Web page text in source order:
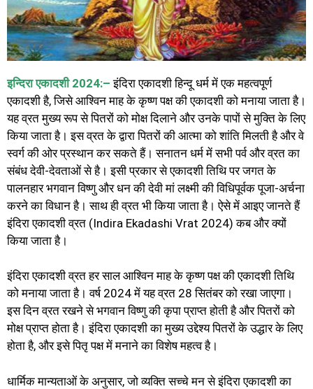
इन्दिरा एकादशी 2024:– इंदिरा एकादशी हिन्दू धर्म में एक महत्वपूर्ण
एकादशी है, जिसे आश्विन माह के कृष्ण पक्ष की एकादशी को मनाया जाता है।
यह व्रत मुख्य रूप से पितरों को मोक्ष दिलाने और उनके पापों से मुक्ति के लिए
किया जाता है। इस व्रत के द्वारा पितरों की आत्मा को शांति मिलती है और वे
स्वर्ग की ओर प्रस्थान कर सकते हैं। सनातन धर्म में सभी पर्व और व्रत का
संबंध देवी-देवताओं से है। इसी प्रकार से एकादशी तिथि पर जगत के
पालनहार भगवान विष्णु और धन की देवी मां लक्ष्मी की विधिपूर्वक पूजा-अर्चना
करने का विधान है। साथ ही व्रत भी किया जाता है। ऐसे में आइए जानते हैं
इंदिरा एकादशी व्रत (Indira Ekadashi Vrat 2024) कब और क्यों
किया जाता है।
इंदिरा एकादशी व्रत हर साल आश्विन माह के कृष्ण पक्ष की एकादशी तिथि
को मनाया जाता है। वर्ष 2024 में यह व्रत 28 सितंबर को रखा जाएगा।
इस दिन व्रत रखने से भगवान विष्णु की कृपा प्राप्त होती है और पितरों को
मोक्ष प्राप्त होता है। इंदिरा एकादशी का मुख्य उद्देश्य पितरों के उद्धार के लिए
होता है, और इसे पितृ पक्ष में मनाने का विशेष महत्व है।
धार्मिक मान्यताओं के अनुसार, जो व्यक्ति सच्चे मन से इंदिरा एकादशी का